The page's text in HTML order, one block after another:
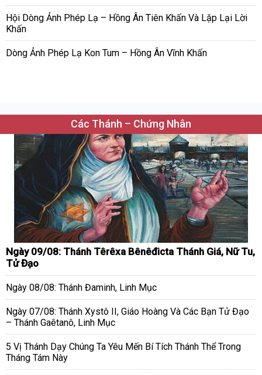
Hội Dòng Ảnh Phép Lạ – Hồng Ân Tiên Khấn Và Lặp Lại Lời
Khấn
Dòng Ảnh Phép Lạ Kon Tum – Hồng Ân Vĩnh Khấn
Các Thánh – Chứng Nhân
Ngày 09/08: Thánh Têrêxa Bênêđicta Thánh Giá, Nữ Tu,
Tử Đạo
Ngày 08/08: Thánh Đaminh, Linh Mục
Ngày 07/08: Thánh Xystô II, Giáo Hoàng Và Các Bạn Tử Đạo
– Thánh Gaêtanô, Linh Mục
5 Vị Thánh Dạy Chúng Ta Yêu Mến Bí Tích Thánh Thể Trong
Tháng Tám Này